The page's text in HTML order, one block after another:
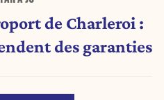
de Charleroi :
des garanties